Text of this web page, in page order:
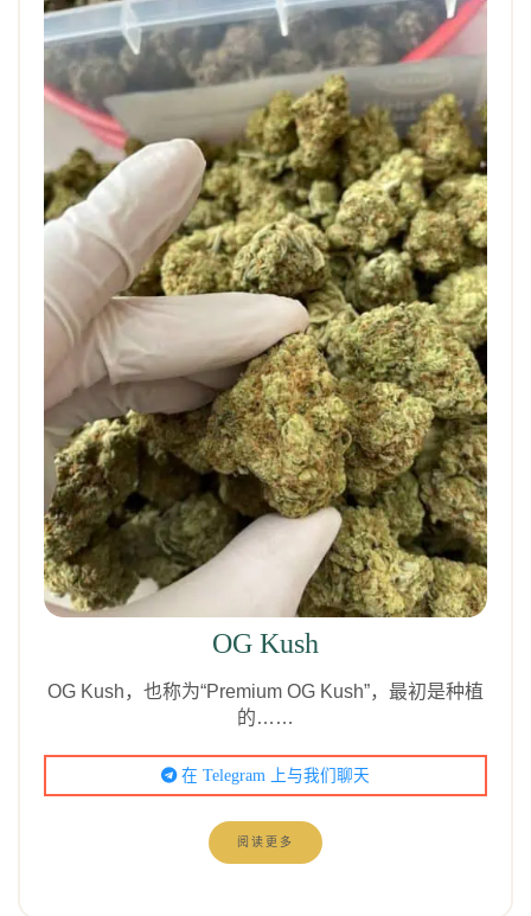
OG Kush
OG Kush，也称为“Premium OG Kush”，最初是种植
的……
在 Telegram 上与我们聊天
阅读更多